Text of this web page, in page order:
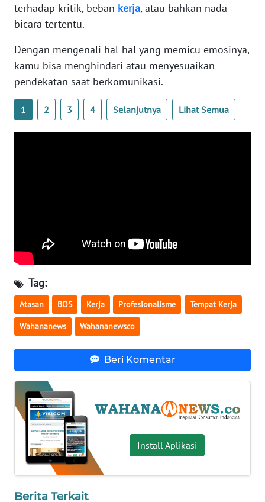
terhadap kritik, beban kerja, atau bahkan nada
bicara tertentu.
Dengan mengenali hal-hal yang memicu emosinya,
kamu bisa menghindari atau menyesuaikan
pendekatan saat berkomunikasi.
1 2 3 4 Selanjutnya Lihat Semua
Tag:
Atasan BOS Kerja Profesionalisme Tempat Kerja
Wahananews Wahananewsco
Beri Komentar
Install Aplikasi
Berita Terkait
JABAR
WN
NTT
PAPUA
BARAT
WN
RIAU
WN
SERAMBI
WN
JAMBI
WN
SULTRA
WN